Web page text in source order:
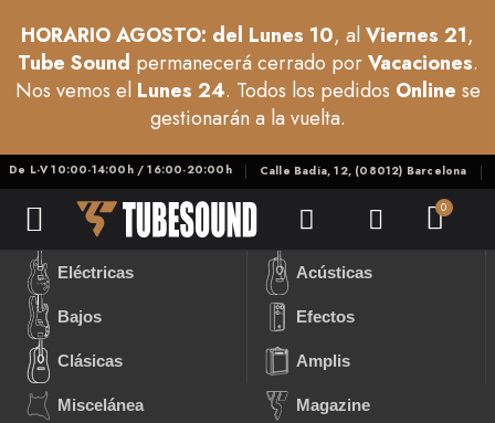
HORARIO AGOSTO: del Lunes 10, alViernes 21,
Tube Sound permanecerá cerrado porVacaciones.
Nos vemos el Lunes 24. Todos los pedidos Online se
gestionarán a la vuelta.
De L-V 10:00-14:00h / 16:00-20:00h Calle Badia, 12, (08012) Barcelona
Eléctricas Acústicas
Bajos Efectos
Clásicas Amplis
Miscelánea Magazine